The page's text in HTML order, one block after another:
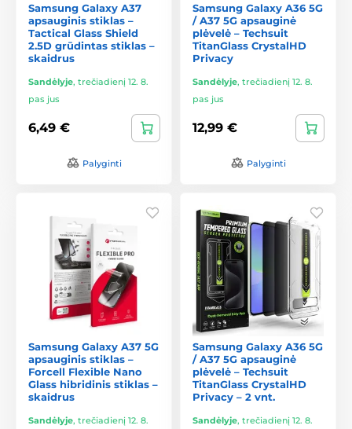
Samsung Galaxy A37
apsauginis stiklas –
Tactical Glass Shield
2.5D grūdintas stiklas –
skaidrus
Sandėlyje, trečiadienį 12. 8.
pas jus
6,49 €
Palyginti
Samsung Galaxy A36 5G
/ A37 5G apsauginė
plėvelė – Techsuit
TitanGlass CrystalHD
Privacy
Sandėlyje, trečiadienį 12. 8.
pas jus
12,99 €
Palyginti
Samsung Galaxy A37 5G
apsauginis stiklas –
Forcell Flexible Nano
Glass hibridinis stiklas –
skaidrus
Sandėlyje, trečiadienį 12. 8.
Samsung Galaxy A36 5G
/ A37 5G apsauginė
plėvelė – Techsuit
TitanGlass CrystalHD
Privacy – 2 vnt.
Sandėlyje, trečiadienį 12. 8.